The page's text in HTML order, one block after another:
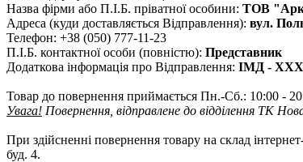
Назва фірми або П.І.Б. пріватної особини: ТОВ
Адреса (куди доставляється Відправлення): вул.
Телефон: +38 (050) 777-11-23
П.І.Б. контактної особи (повністю): Представник
Додаткова інформація про Відправлення: ІМД -
Товар до повернення приймається Пн.-Сб.: 10:00 -
Увага! Повернення, відправлене до відділення ТК
При здійсненні повернення товару на склад
буд. 4.